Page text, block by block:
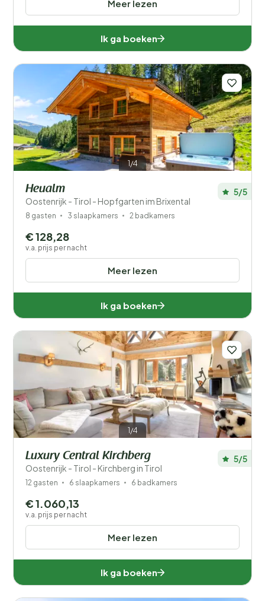
Meer lezen
Ik ga boeken
1/4
Heualm
Oostenrijk - Tirol - Hopfgarten im Brixental
5/5
8 gasten 3 slaapkamers 2 badkamers
Meer lezen
€ 128,28
v.a. prijs per nacht
Ik ga boeken
1/4
Luxury Central Kirchberg
Oostenrijk - Tirol - Kirchberg in Tirol
5/5
12 gasten 6 slaapkamers 6 badkamers
Meer lezen
€ 1.060,13
v.a. prijs per nacht
Ik ga boeken